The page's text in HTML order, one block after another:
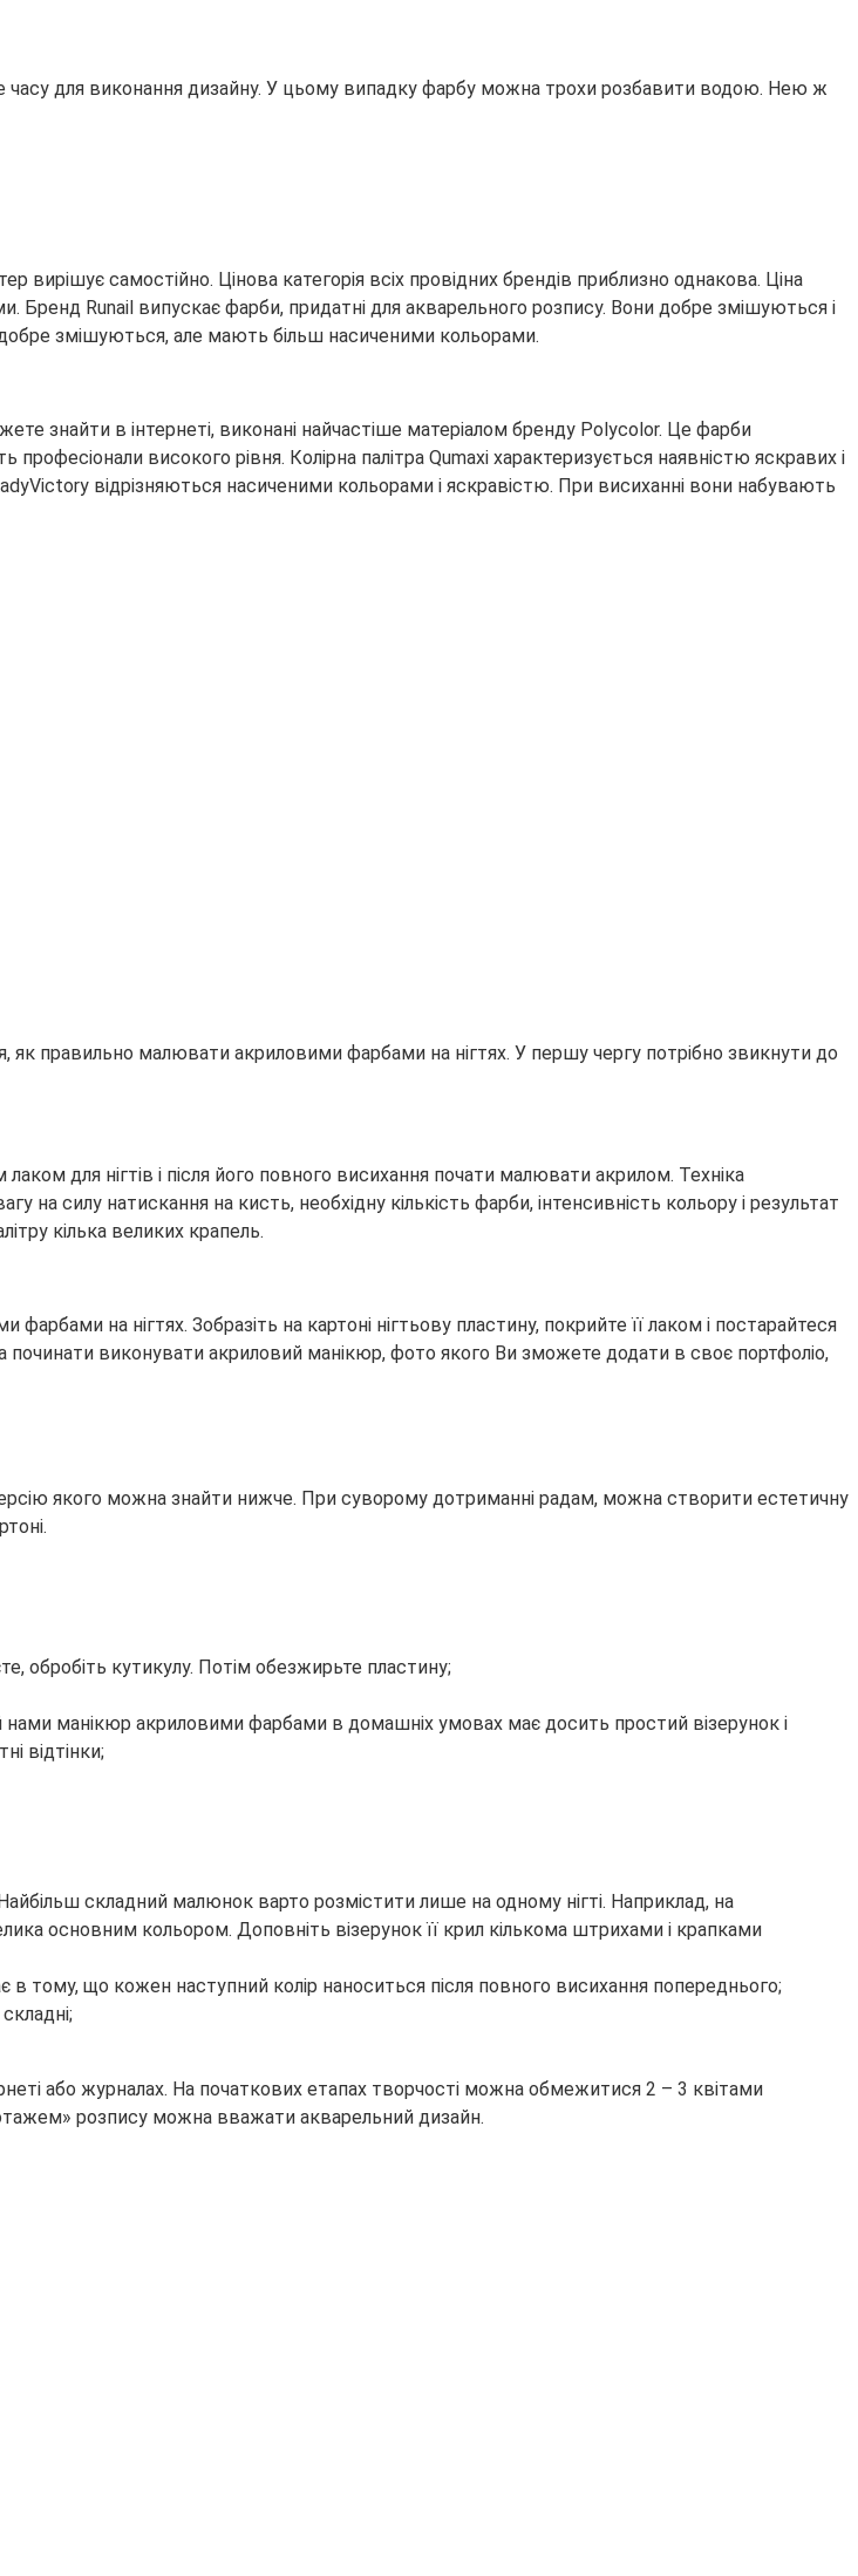
часу для виконання дизайну. У цьому випадку фарбу можна трохи розбавити водою. Нею ж
самостійно. Цінова категорія всіх провідних брендів приблизно однакова. Ціна
Runail випускає фарби, придатні для акварельного розпису. Вони добре змішуються і
змішуються, але мають більш насиченими кольорами.
знайти в інтернеті, виконані найчастіше матеріалом бренду Polycolor. Це фарби
високого рівня. Колірна палітра Qumaxi характеризується наявністю яскравих і
відрізняються насиченими кольорами і яскравістю. При висиханні вони набувають
як правильно малювати акриловими фарбами на нігтях. У першу чергу потрібно звикнути до
для нігтів і після його повного висихання почати малювати акрилом. Техніка
силу натискання на кисть, необхідну кількість фарби, інтенсивність кольору і результат
кілька великих крапель.
на нігтях. Зобразіть на картоні нігтьову пластину, покрийте її лаком і постарайтеся
виконувати акриловий манікюр, фото якого Ви зможете додати в своє портфоліо,
якого можна знайти нижче. При суворому дотриманні радам, можна створити естетичну
обробіть кутикулу. Потім обезжирьте пластину;
манікюр акриловими фарбами в домашніх умовах має досить простий візерунок і
відтінки;
складний малюнок варто розмістити лише на одному нігті. Наприклад, на
основним кольором. Доповніть візерунок її крил кількома штрихами і крапками
тому, що кожен наступний колір наноситься після повного висихання попереднього;
або журналах. На початкових етапах творчості можна обмежитися 2 – 3 квітами
розпису можна вважати акварельний дизайн.